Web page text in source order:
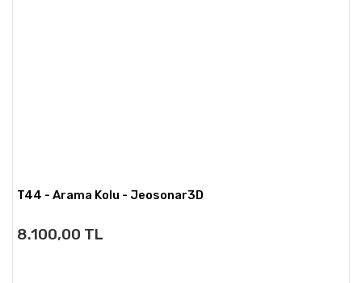
T44 - Arama Kolu - Jeosonar3D
8.100,00 TL